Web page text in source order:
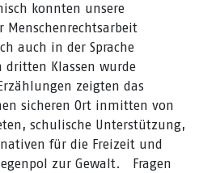
konnten unsere
Menschenrechtsarbeit
auch in der Sprache
dritten Klassen wurde
zeigten das
sicheren Ort inmitten von
schulische Unterstützung,
für die Freizeit und
zur Gewalt. Fragen